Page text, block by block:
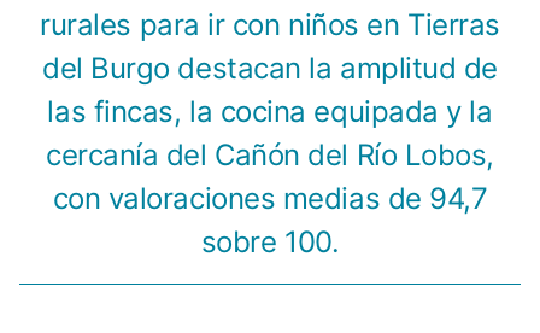
rurales para ir con niños en Tierras
del Burgo destacan la amplitud de
las fincas, la cocina equipada y la
cercanía del Cañón del Río Lobos,
con valoraciones medias de 94,7
sobre 100.